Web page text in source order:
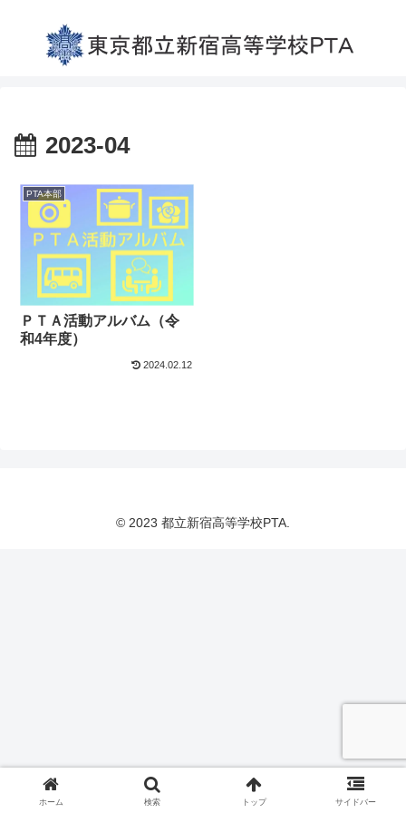
2023-04
PTA本部
ＰＴＡ活動アルバム（令
和4年度）
2024.02.12
© 2023 都立新宿高等学校PTA.
ホーム 検索 トップ サイドバー